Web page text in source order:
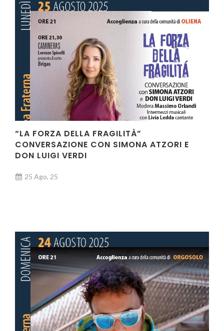
“LA FORZA DELLA FRAGILITÀ”
CONVERSAZIONE CON SIMONA ATZORI E
DON LUIGI VERDI
25 Ago, 25